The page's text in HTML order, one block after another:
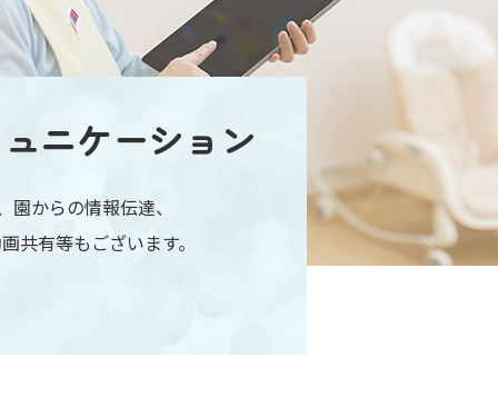
ニケーション
からの情報伝達、
共有等もございます。